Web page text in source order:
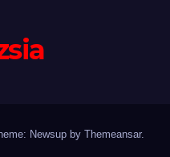
Newsup by Themeansar.